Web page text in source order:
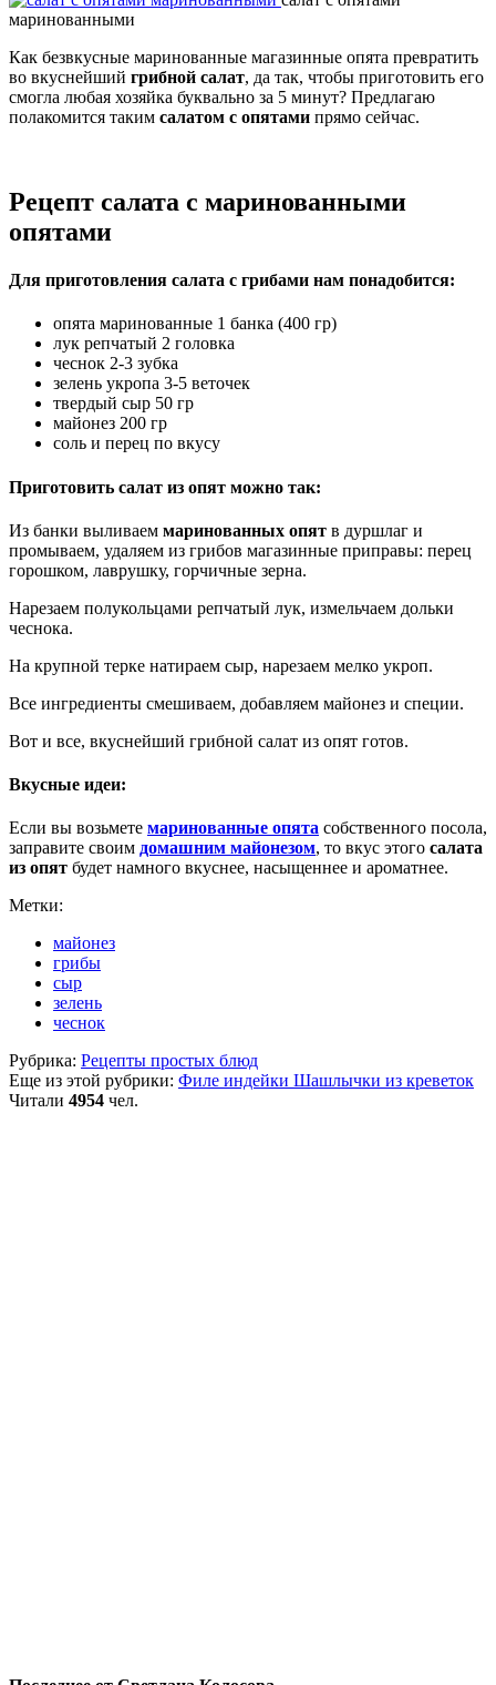
маринованными
Как безвкусные маринованные магазинные опята превратить
во вкуснейший грибной салат, да так, чтобы приготовить его
смогла любая хозяйка буквально за 5 минут? Предлагаю
полакомится таким салатом с опятами прямо сейчас.
Рецепт салата с маринованными
опятами
Для приготовления салата с грибами нам понадобится:
опята маринованные 1 банка (400 гр)
лук репчатый 2 головка
чеснок 2-3 зубка
зелень укропа 3-5 веточек
твердый сыр 50 гр
майонез 200 гр
соль и перец по вкусу
Приготовить салат из опят можно так:
Из банки выливаем маринованных опят в дуршлаг и
промываем, удаляем из грибов магазинные приправы: перец
горошком, лаврушку, горчичные зерна.
Нарезаем полукольцами репчатый лук, измельчаем дольки
чеснока.
На крупной терке натираем сыр, нарезаем мелко укроп.
Все ингредиенты смешиваем, добавляем майонез и специи.
Вот и все, вкуснейший грибной салат из опят готов.
Вкусные идеи:
Если вы возьмете маринованные опята собственного посола,
заправите своим домашним майонезом, то вкус этого салата
из опят будет намного вкуснее, насыщеннее и ароматнее.
Метки:
майонез
грибы
сыр
зелень
чеснок
Рубрика: Рецепты простых блюд
Еще из этой рубрики: Филе индейки Шашлычки из креветок
Читали 4954 чел.